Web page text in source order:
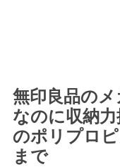
無印良品の
なのに収納
のポリプロ
まで